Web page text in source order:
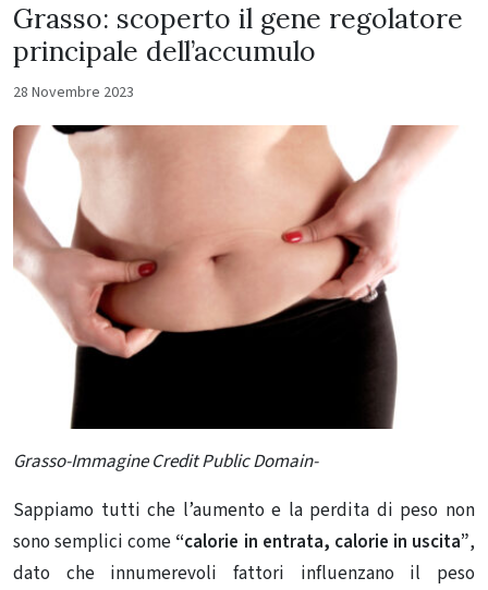
Grasso: scoperto il gene regolatore
principale dell’accumulo
28 Novembre 2023
Grasso-Immagine Credit Public Domain-
Sappiamo tutti che l’aumento e la perdita di peso non
sono semplici come “calorie in entrata, calorie in uscita”,
dato che innumerevoli fattori influenzano il peso